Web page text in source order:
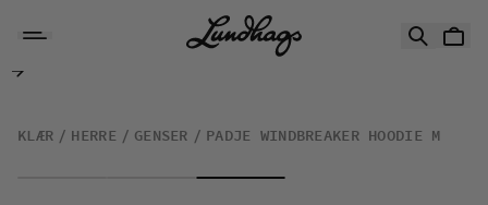
Padje Windbreaker Hoodie M
KLÆR HERRE GENSER PADJE WINDBREAKER HOODIE M